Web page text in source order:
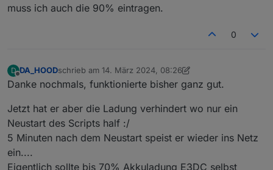
muss ich auch die 90% eintragen.
0
D
Offline
DA_HOODschrieb am 14. März 2024, 08:26
zuletzt editiert von DA_HOOD
Danke nochmals, funktionierte bisher ganz gut.
Jetzt hat er aber die Ladung verhindert wo nur ein
Neustart des Scripts half :/
5 Minuten nach dem Neustart speist er wieder ins Netz
ein....
Eigentlich sollte bis 70% Akkuladung E3DC selbst